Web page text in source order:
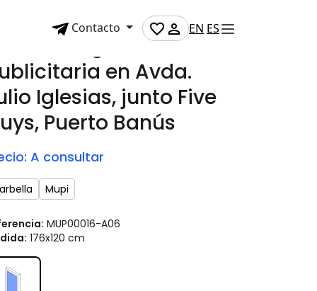
Contacto EN ES
en Avda.
Iglesias, junto Five
Puerto Banús
A consultar
Mupi
MUP00016-A06
176x120 cm